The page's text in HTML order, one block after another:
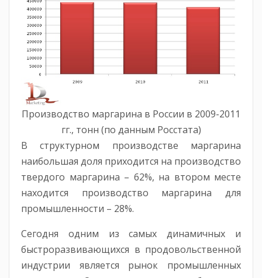
Производство маргарина в России в 2009-2011
гг., тонн (по данным Росстата)
В структурном производстве маргарина
наибольшая доля приходится на производство
твердого маргарина – 62%, на втором месте
находится производство маргарина для
промышленности – 28%.
Сегодня одним из самых динамичных и
быстроразвивающихся в продовольственной
индустрии является рынок промышленных